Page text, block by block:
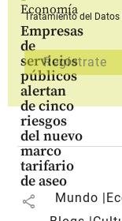
Economía
Empresas
de
servicios
públicos
alertan
de cinco
riesgos
del nuevo
marco
tarifario
de aseo
share
Tratamiento del Datos
Mundo